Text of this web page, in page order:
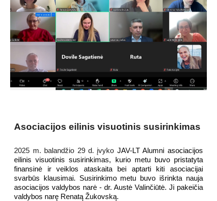
Asociacijos eilinis visuotinis susirinkimas
2025 m. balandžio 29 d. įvyko JAV-LT Alumni asociacijos
eilinis visuotinis susirinkimas, kurio metu buvo pristatyta
finansinė ir veiklos ataskaita bei aptarti kiti asociacijai
svarbūs klausimai. Susirinkimo metu buvo išrinkta nauja
asociacijos valdybos narė - dr. Austė Valinčiūtė. Ji pakeičia
valdybos narę Renatą Žukovską.